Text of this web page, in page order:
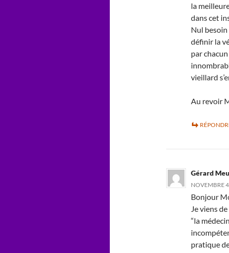
la
dans cet
Nul besoin
définir la
par
vieillard
Au revoir
Gérard
NOVEMBRE
Bonjour
Je viens
“la
pratique